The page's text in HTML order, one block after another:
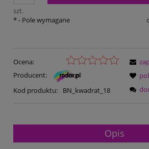
szt.
*- Pole wymagane
Ocena:
Producent:
Kod produktu:
BN_kwadrat_18
Opis